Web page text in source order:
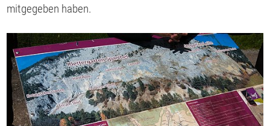
mitgegeben haben.